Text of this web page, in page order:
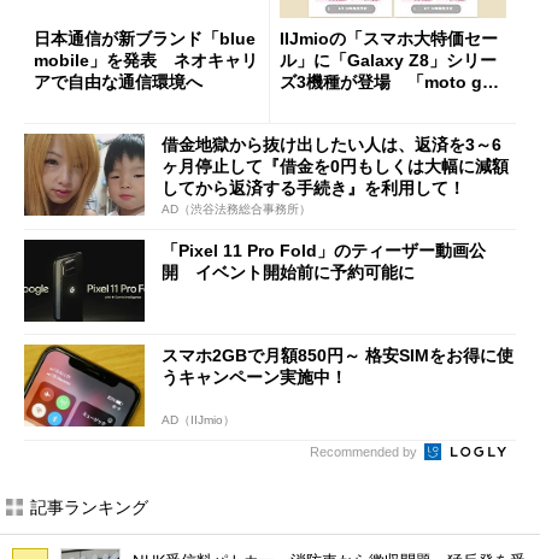
日本通信が新ブランド「blue
mobile」を発表 ネオキャリ
アで自由な通信環境へ
IIJmioの「スマホ大特価セー
ル」に「Galaxy Z8」シリー
ズ3機種が登場 「moto g37
借金地獄から抜け出したい人は、返済を3～6
ヶ月停止して『借金を0円もしくは大幅に減額
してから返済する手続き』を利用して！
AD（渋谷法務総合事務所）
「Pixel 11 Pro Fold」のティーザー動画公
開 イベント開始前に予約可能に
スマホ2GBで月額850円～ 格安SIMをお得に使
うキャンペーン実施中！
AD（IIJmio）
Recommended by
記事ランキング